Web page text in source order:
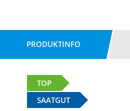
PRODUKTINFO
TOP
SAATGUT